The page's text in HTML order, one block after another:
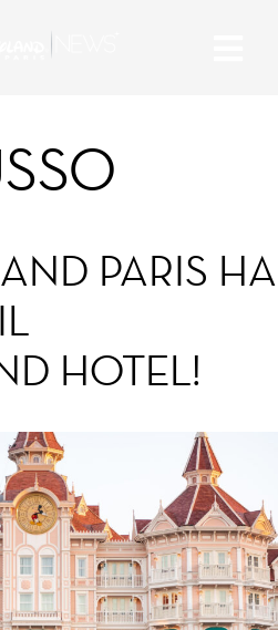
PARIS HA
HOTEL!